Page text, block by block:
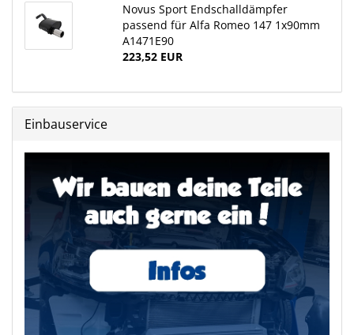
Novus Sport Endschalldämpfer
passend für Alfa Romeo 147 1x90mm
A1471E90
223,52 EUR
Einbauservice